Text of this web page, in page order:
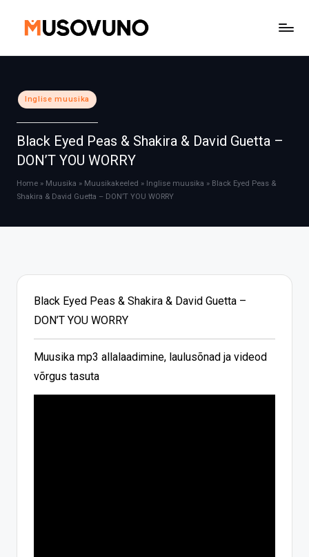
Posted
in
Inglise muusika
Black Eyed Peas & Shakira & David Guetta –
DON’T YOU WORRY
Home » Muusika » Muusikakeeled » Inglise muusika » Black Eyed Peas &
Shakira & David Guetta – DON’T YOU WORRY
Black Eyed Peas & Shakira & David Guetta –
DON’T YOU WORRY
Muusika mp3 allalaadimine, laulusõnad ja videod
võrgus tasuta